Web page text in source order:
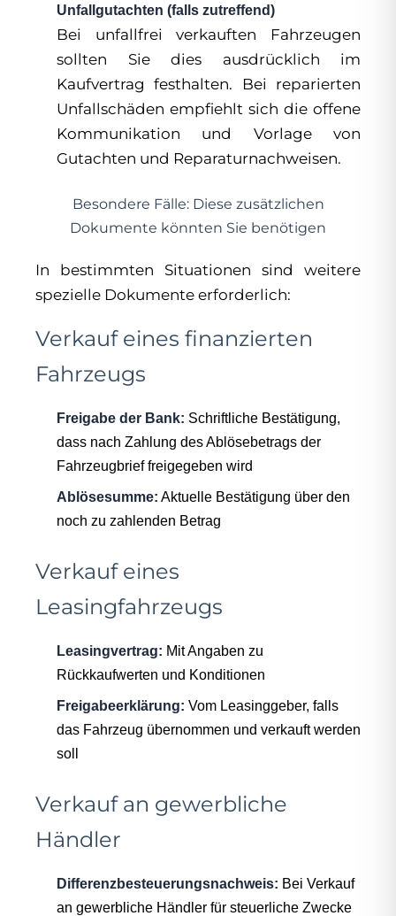
Unfallgutachten (falls zutreffend)
Bei unfallfrei verkauften Fahrzeugen
sollten Sie dies ausdrücklich im
Kaufvertrag festhalten. Bei reparierten
Unfallschäden empfiehlt sich die offene
Kommunikation und Vorlage von
Gutachten und Reparaturnachweisen.
Besondere Fälle: Diese zusätzlichen
Dokumente könnten Sie benötigen
In bestimmten Situationen sind weitere
spezielle Dokumente erforderlich:
Verkauf eines finanzierten
Fahrzeugs
Freigabe der Bank: Schriftliche Bestätigung,
dass nach Zahlung des Ablösebetrags der
Fahrzeugbrief freigegeben wird
Ablösesumme: Aktuelle Bestätigung über den
noch zu zahlenden Betrag
Verkauf eines
Leasingfahrzeugs
Leasingvertrag: Mit Angaben zu
Rückkaufwerten und Konditionen
Freigabeerklärung: Vom Leasinggeber, falls
das Fahrzeug übernommen und verkauft werden
soll
Verkauf an gewerbliche
Händler
Differenzbesteuerungsnachweis: Bei Verkauf
an gewerbliche Händler für steuerliche Zwecke